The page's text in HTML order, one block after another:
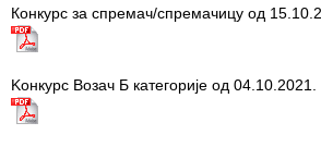
Конкурс за спремач/спремачицу од
Kонкурс Возач Б категорије од 04.10.2021.